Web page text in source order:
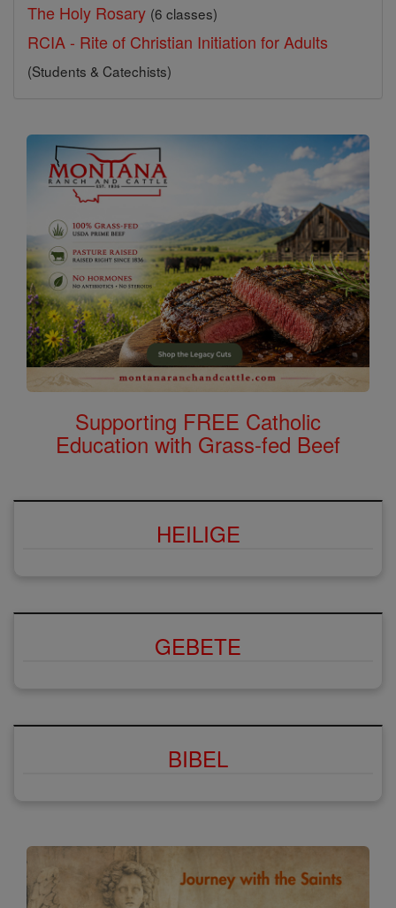
The Holy Rosary (6 classes)
RCIA - Rite of Christian Initiation for Adults
(Students & Catechists)
Supporting FREE Catholic
Education with Grass-fed Beef
HEILIGE
GEBETE
BIBEL